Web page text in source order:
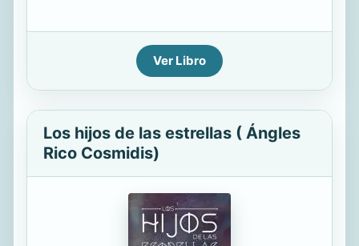
Ver Libro
Los hijos de las estrellas ( Ángles
Rico Cosmidis)